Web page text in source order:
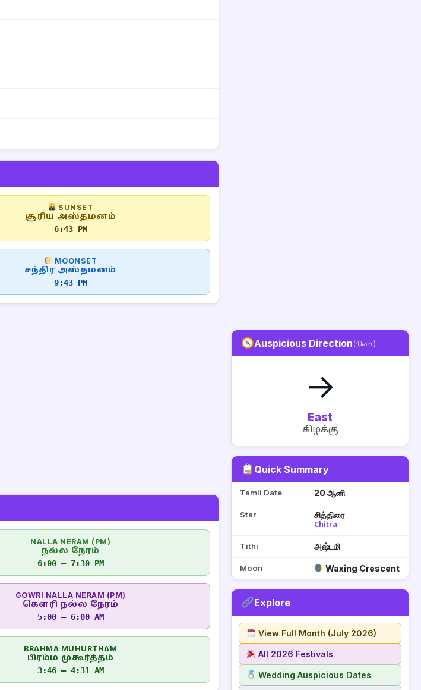
SUNSET
சூரிய அஸ்தமனம்
6:43 PM
MOONSET
சந்திர அஸ்தமனம்
9:43 PM
NALLA NERAM (PM)
நல்ல நேரம்
6:00 – 7:30 PM
GOWRI NALLA NERAM (PM)
கௌரி நல்ல நேரம்
5:00 – 6:00 AM
BRAHMA MUHURTHAM
பிரம்ம முகூர்த்தம்
3:46 – 4:31 AM
Auspicious Direction(திசை)
→
East
கிழக்கு
Quick Summary
Tamil Date 20 ஆனி
Star சித்திரை
Chitra
Tithi அஷ்டமி
Moon Waxing Crescent
Explore
View Full Month (July 2026)
All 2026 Festivals
Wedding Auspicious Dates